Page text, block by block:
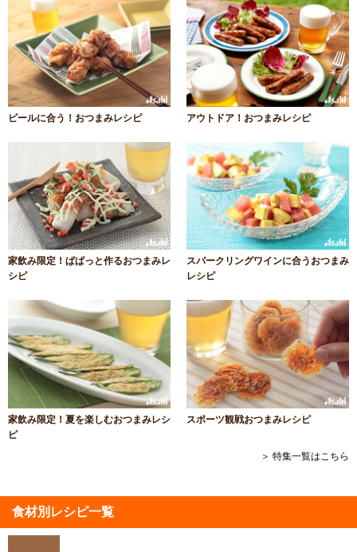
ビールに合う！おつまみレシピ アウトドア！おつまみレシピ
家飲み限定！ぱぱっと作るおつまみレ
シピ
スパークリングワインに合うおつまみ
レシピ
家飲み限定！夏を楽しむおつまみレシ
ピ
スポーツ観戦おつまみレシピ
＞ 特集一覧はこちら
食材別レシピ一覧